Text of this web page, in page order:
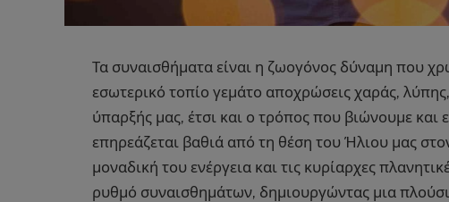
Τα συναισθήματα είναι η ζωογόνος δύναμη που
εσωτερικό τοπίο γεμάτο αποχρώσεις χαράς,
ύπαρξής μας, έτσι και ο τρόπος που βιώνουμε
επηρεάζεται βαθιά από τη θέση του Ήλιου μας
μοναδική του ενέργεια και τις κυρίαρχες
ρυθμό συναισθημάτων, δημιουργώντας μια